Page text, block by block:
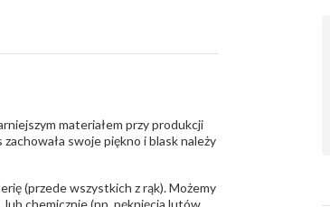
materiałem przy produkcji
swoje piękno i blask należy
(przede wszystkich z rąk). Możemy
chemicznie (np. pęknięcia lutów